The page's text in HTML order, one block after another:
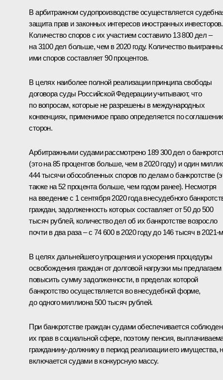
В арбитражном судопроизводстве осуществляется
защита прав и законных интересов иностранных инвесторов.
Количество споров с их участием составило 13 800 дел –
на 3100 дел больше, чем в 2020 году. Количество
ими споров составляет 90 процентов.
В целях наиболее полной реализации принципа свободы
договора суды Российской Федерации учитывают, что
по вопросам, которые не разрешены в международных
конвенциях, применимое право определяется по
сторон.
Арбитражными судами рассмотрено 189 300 дел о
(это на 85 процентов больше, чем в 2020 году) и один
444 тысячи обособленных споров по делам о банкротстве
также на 52 процента больше, чем годом ранее). Несмотря
на введение с 1 сентября 2020 года внесудебного
граждан, задолженность которых составляет от 50 до 500
тысяч рублей, количество дел об их банкротстве возросло
почти в два раза – с 74 600 в 2020 году до 146 тысяч в 2021-
В целях дальнейшего упрощения и ускорения процедуры
освобождения граждан от долговой нагрузки мы предлагаем
повысить сумму задолженности, в пределах которой
банкротство осуществляется во внесудебной форме,
до одного миллиона 500 тысяч рублей.
При банкротстве граждан судами обеспечивается
их прав в социальной сфере, поэтому пенсия,
гражданину-должнику в период реализации его имущества,
включается судами в конкурсную массу.